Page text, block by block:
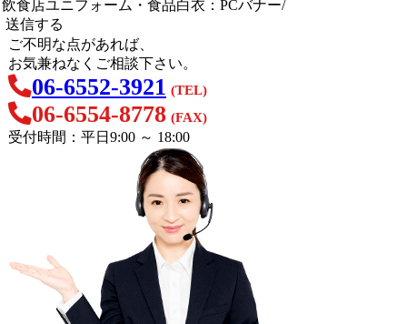
ご不明な点があれば、
お気兼ねなくご相談下さい。
06-6552-3921 (TEL)
06-6554-8778 (FAX)
受付時間：平日9:00 ～ 18:00